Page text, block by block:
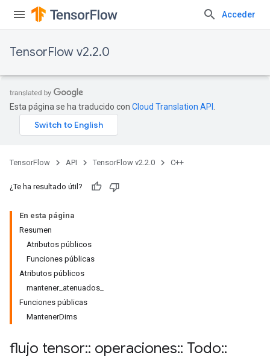
Acceder
TensorFlow v2.2.0
Esta página se ha traducido con Cloud Translation API
TensorFlow API TensorFlow v2.2.0 C++
¿Te ha resultado útil?
En esta página
Resumen
Atributos públicos
Funciones públicas
Atributos públicos
mantener_atenuados_
Funciones públicas
MantenerDims
flujo tensor:: operaciones:: Todo::